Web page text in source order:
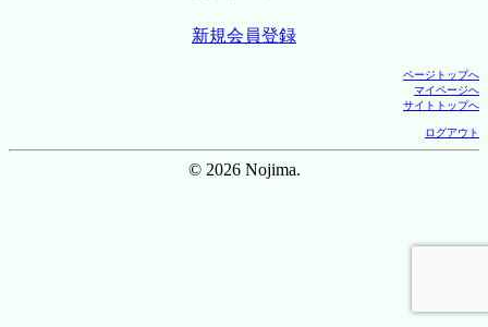
新規会員登録
ページトップへ
マイページへ
サイトトップへ
ログアウト
© 2026 Nojima.